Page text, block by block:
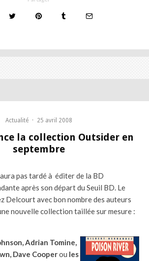
Actualité · 25 avril 2008
la collection Outsider en
septembre
pas tardé à éditer de la BD
après son départ du Seuil BD. Le
Delcourt avec bon nombre des auteurs
nouvelle collection taillée sur mesure :
Adrian Tomine,
Dave Cooperou les